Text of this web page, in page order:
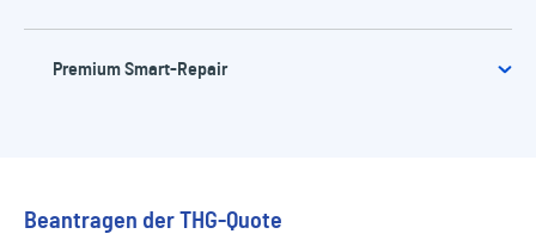
Die Werkstattpartner von riparo bieten Ihnen ein
Service ist dabei der Hol- und Bringservice, der den
Junited Autoglas ermöglicht schnelle und zuverlässige
Premium Smart-Repair
Beantragen der THG-Quote